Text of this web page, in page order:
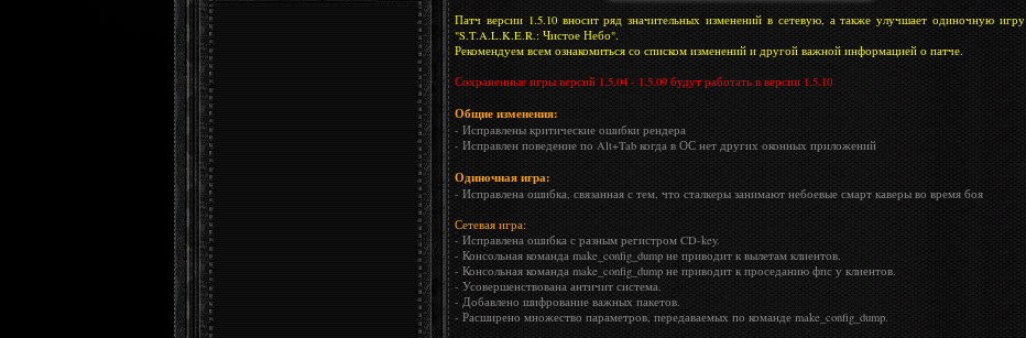
Патч версии 1.5.10 вносит ряд значительных изменений в сетевую, а также улучшает одиночную игру
"S.T.A.L.K.E.R.: Чистое Небо".
Рекомендуем всем ознакомиться со списком изменений и другой важной информацией о патче.
Сохраненные игры версий 1.5.04 - 1.5.09 будут работать в версии 1.5.10
Общие изменения:
- Исправлены критические ошибки рендера
- Исправлен поведение по Alt+Tab когда в ОС нет других оконных приложений
Одиночная игра:
- Исправлена ошибка, связанная с тем, что сталкеры занимают небоевые смарт каверы во время боя
Сетевая игра:
- Исправлена ошибка с разным регистром CD-key.
- Консольная команда make_config_dump не приводит к вылетам клиентов.
- Консольная команда make_config_dump не приводит к проседанию фпс у клиентов.
- Усовершенствована античит система.
- Добавлено шифрование важных пакетов.
- Расширено множество параметров, передаваемых по команде make_config_dump.